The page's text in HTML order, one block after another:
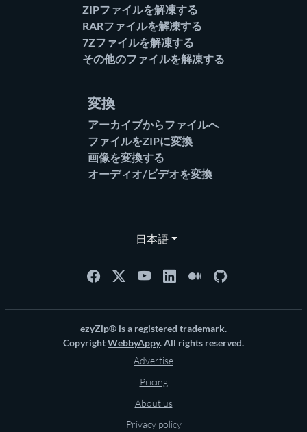
ZIPファイルを解凍する
RARファイルを解凍する
7Zファイルを解凍する
その他のファイルを解凍する
変換
アーカイブからファイルへ
ファイルをZIPに変換
画像を変換する
オーディオ/ビデオを変換
日本語
ezyZip® is a registered trademark.
CopyrightWebbyAppy. All rights reserved.
Advertise
Pricing
About us
Privacy policy